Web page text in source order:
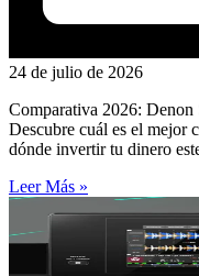
24 de julio de 2026
Comparativa 2026:
Descubre cuál es el mejor
dónde invertir tu dinero
Leer Más »